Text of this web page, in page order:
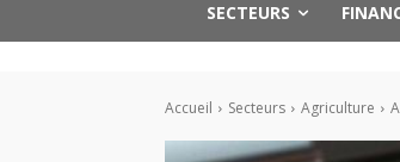
SECTEURS
Accueil Secteurs Agriculture